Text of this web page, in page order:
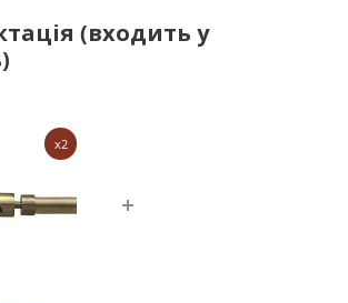
(входить у
x2